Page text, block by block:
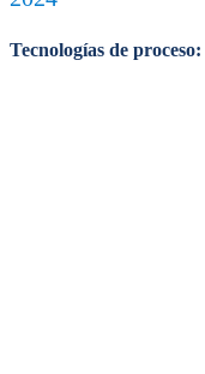
Tecnologías de